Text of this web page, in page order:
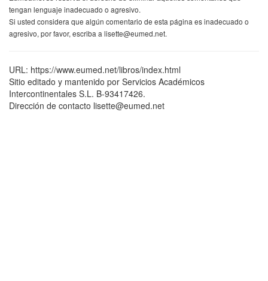
tengan lenguaje inadecuado o agresivo.
Si usted considera que algún comentario de esta página es inadecuado o
agresivo, por favor, escriba a lisette@eumed.net.
URL: https://www.eumed.net/libros/index.html
Sitio editado y mantenido por Servicios Académicos
Intercontinentales S.L. B-93417426.
Dirección de contacto lisette@eumed.net